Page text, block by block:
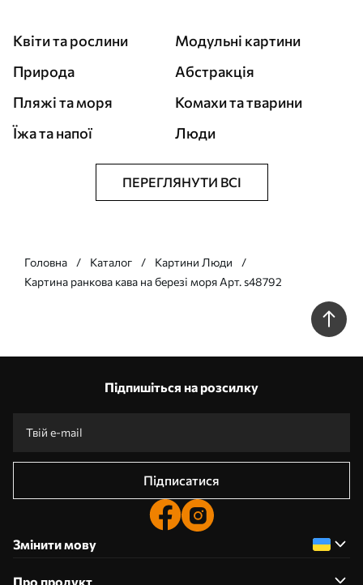
Квіти та рослини
Модульні картини
Природа
Абстракція
Пляжі та моря
Комахи та тварини
Їжа та напої
Люди
ПЕРЕГЛЯНУТИ ВСІ
Головна Каталог
Картини Люди
Картина ранкова кава на березі моря Арт. s48792
Підпишіться на розсилку
Підписатися
Змінити мову
Про продукт